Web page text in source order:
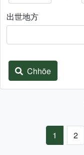
出世地方
Chhōe
1 2